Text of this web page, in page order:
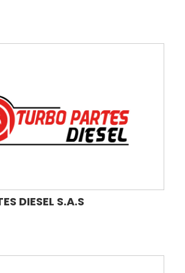
DIESEL S.A.S